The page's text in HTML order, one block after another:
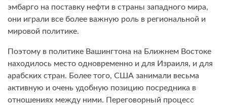
эмбарго на поставку нефти в страны западного мира,
они играли все более важную роль в региональной и
мировой политике.
Поэтому в политике Вашингтона на Ближнем Востоке
находилось место одновременно и для Израиля, и для
арабских стран. Более того, США занимали весьма
активную и очень удобную позицию посредника в
отношениях между ними. Переговорный процесс